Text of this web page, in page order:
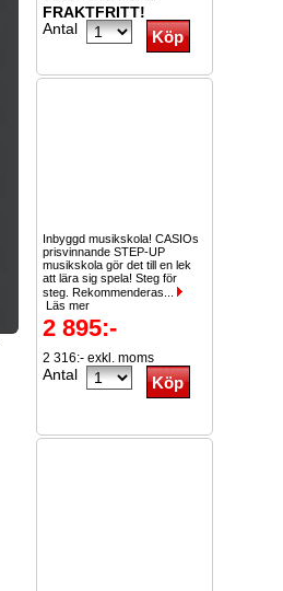
FRAKTFRITT!
Antal
Inbyggd musikskola! CASIOs
prisvinnande STEP-UP
musikskola gör det till en lek
att lära sig spela! Steg för
steg. Rekommenderas...
Läs mer
2 895:-
2 316:- exkl. moms
Antal